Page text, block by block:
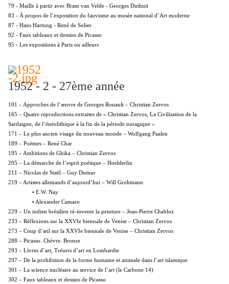
79 - Maille à partir avec Bram van Velde - Georges Duthuit
83 - À propos de l’exposition du fauvisme au musée national d’Art moderne
87 - Hans Hartung - René de Solier
92 - Faux tableaux et dessins de Picasso
95 - Les expositions à Paris ou ailleurs
1952 - 2 - 27ème année
101 – Approches de l’œuvre de Georges Rouault – Christian Zervos
165 – Quatre reproductions extraites de « Christian Zervos, La Civilisation de la
Sardaigne, de l’énéolithique à la fin de la période nuragique »
171 – Le plus ancien visage du nouveau monde – Wolfgang Paalen
189 – Poèmes – René Char
195 – Ambitions de Ghika – Christian Zervos
205 – La démarche de l’esprit poétique – Hoelderlin
211 – Nicolas de Staël – Guy Dumur
219 – Artistes allemands d’aujourd’hui – Will Grohmann
• E.W. Nay
• Alexander Camaro
229 – Un indien brésilien ré-invente la peinture – Jean-Pierre Chabloz
233 – Réflexions sur la XXVIe biennale de Venise – Christian Zervos
273 – Coup d’œil sur la XXVIe biennale de Venise – Christian Zervos
288 – Picasso. Chèvre. Bronze
293 – Livres d’art, Trésors d’art en Lombardie
297 – De la prohibition de la forme humaine et animale dans l’art islamique
301 – La science nucléaire au service de l’art (le Carbone 14)
302 – Faux tableaux et dessins de Picasso